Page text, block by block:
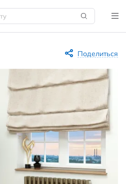
Поделиться